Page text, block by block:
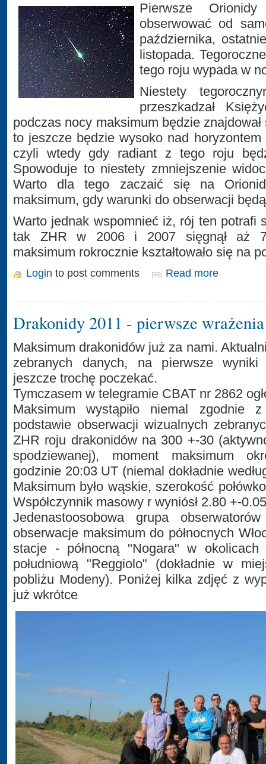
Pierwsze
obserwować od
października,
listopada.
tego roju wypada w
Niestety
przeszkadzał
podczas nocy maksimum będzie
to jeszcze będzie wysoko nad horyzontem
czyli wtedy gdy radiant z tego roju
Spowoduje to niestety zmniejszenie
Warto dla tego zaczaić się na
maksimum, gdy warunki do obserwacji
Warto jednak wspomnieć iż, rój ten potrafi
tak ZHR w 2006 i 2007 sięgnął aż
maksimum rokrocznie kształtowało się na
Login to post comments Read more
Drakonidy 2011 - pierwsze wrażenia
Maksimum drakonidów już za nami.
zebranych danych, na pierwsze wyniki
jeszcze trochę poczekać.
Tymczasem w telegramie CBAT nr 2862
Maksimum wystąpiło niemal zgodnie
podstawie obserwacji wizualnych
ZHR roju drakonidów na 300 +-30
spodziewanej), moment maksimum
godzinie 20:03 UT (niemal dokładnie
Maksimum było wąskie, szerokość
Współczynnik masowy r wyniósł 2.80 +-
Jedenastoosobowa grupa
obserwacje maksimum do północnych
stacje - północną "Nogara" w okolicach
południową "Reggiolo" (dokładnie w
pobliżu Modeny). Poniżej kilka zdjęć z
już wkrótce